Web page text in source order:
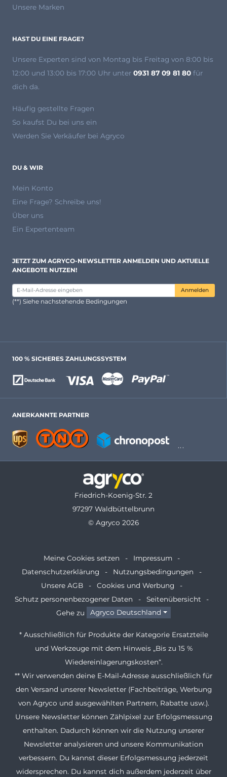
Unsere Marken
HAST DU EINE FRAGE?
Unsere Experten sind von Montag bis Freitag von 8:00 bis
12:00 und 13:00 bis 17:00 Uhr unter 0931 87 09 81 80 für
dich da.
Häufig gestellte Fragen
So kaufst Du bei uns ein
Werden Sie Verkäufer bei Agryco
DU & WIR
Mein Konto
Eine Frage? Schreibe uns!
Über uns
Ein Expertenteam
JETZT ZUM AGRYCO-NEWSLETTER ANMELDEN UND AKTUELLE
ANGEBOTE NUTZEN!
Anmelden
(**) Siehe nachstehende Bedingungen
100 % SICHERES ZAHLUNGSSYSTEM
ANERKANNTE PARTNER
Friedrich-Koenig-Str. 2
97297 Waldbüttelbrunn
© Agryco 2026
Meine Cookies setzen
Impressum
Datenschutzerklärung
Nutzungsbedingungen
Unsere AGB
Cookies und Werbung
Schutz personenbezogener Daten
Seitenübersicht
Gehe zu
Agryco Deutschland
* Ausschließlich für Produkte der Kategorie Ersatzteile
und Werkzeuge mit dem Hinweis „Bis zu 15 %
Wiedereinlagerungskosten“.
** Wir verwenden deine E-Mail-Adresse ausschließlich für
den Versand unserer Newsletter (Fachbeiträge, Werbung
von Agryco und ausgewählten Partnern, Rabatte usw.).
Unsere Newsletter können Zählpixel zur Erfolgsmessung
enthalten. Dadurch können wir die Nutzung unserer
Newsletter analysieren und unsere Kommunikation
verbessern. Du kannst dieser Erfolgsmessung jederzeit
widersprechen. Du kannst dich außerdem jederzeit über